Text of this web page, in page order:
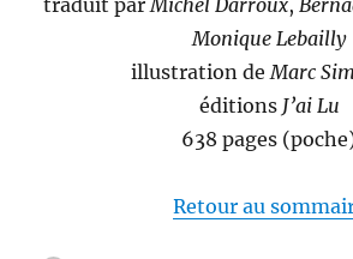
traduit parMichel Darroux,
Monique Lebailly
illustration deMarc
éditions J’ai Lu
638 pages
Retour au